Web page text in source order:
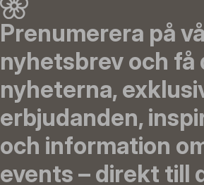
Prenumerera på
nyhetsbrev och få
nyheterna,
erbjudanden,
och information
events – direkt till